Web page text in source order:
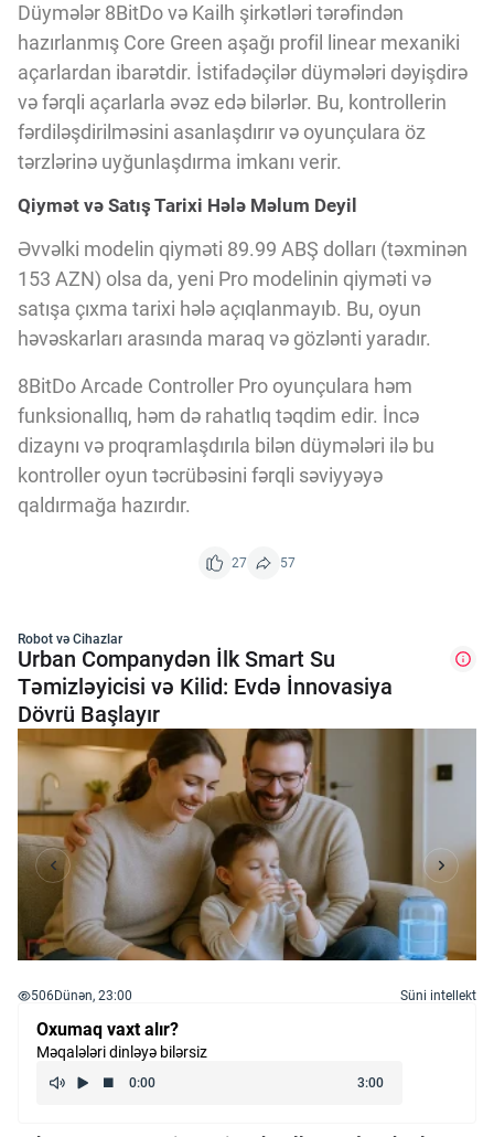
Düymələr 8BitDo və Kailh şirkətləri tərəfindən
hazırlanmış Core Green aşağı profil linear mexaniki
açarlardan ibarətdir. İstifadəçilər düymələri dəyişdirə
və fərqli açarlarla əvəz edə bilərlər. Bu, kontrollerin
fərdiləşdirilməsini asanlaşdırır və oyunçulara öz
tərzlərinə uyğunlaşdırma imkanı verir.
Qiymət və Satış Tarixi Hələ Məlum Deyil
Əvvəlki modelin qiyməti 89.99 ABŞ dolları (təxminən
153 AZN) olsa da, yeni Pro modelinin qiyməti və
satışa çıxma tarixi hələ açıqlanmayıb. Bu, oyun
həvəskarları arasında maraq və gözlənti yaradır.
8BitDo Arcade Controller Pro oyunçulara həm
funksionallıq, həm də rahatlıq təqdim edir. İncə
dizaynı və proqramlaşdırıla bilən düymələri ilə bu
kontroller oyun təcrübəsini fərqli səviyyəyə
qaldırmağa hazırdır.
27 57
Robot və Cihazlar
Urban Companydən İlk Smart Su
Təmizləyicisi və Kilid: Evdə İnnovasiya
Dövrü Başlayır
506 Dünən, 23:00 Süni intellekt
Oxumaq vaxt alır?
Məqalələri dinləyə bilərsiz